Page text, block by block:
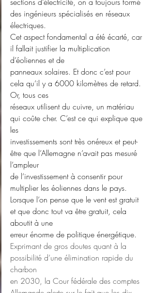
des ingénieurs spécialisés en réseaux
électriques.
Cet aspect fondamental a été écarté, car
il fallait justifier la multiplication
d’éoliennes et de
panneaux solaires. Et donc c’est pour
cela qu’il y a 6000 kilomètres de retard.
Or, tous ces
réseaux utilisent du cuivre, un matériau
qui coûte cher. C’est ce qui explique que
les
investissements sont très onéreux et peut-
être que l’Allemagne n’avait pas mesuré
l’ampleur
de l’investissement à consentir pour
multiplier les éoliennes dans le pays.
Lorsque l’on pense que le vent est gratuit
et que donc tout va être gratuit, cela
aboutit à une
erreur énorme de politique énergétique.
Exprimant de gros doutes quant à la
possibilité d’une élimination rapide du
charbon
en 2030, la Cour fédérale des comptes